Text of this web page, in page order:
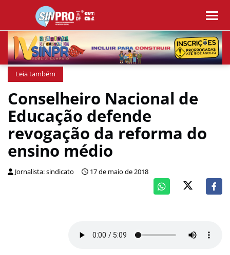
Leia também
Conselheiro Nacional de
Educação defende
revogação da reforma do
ensino médio
Jornalista: sindicato 17 de maio de 2018